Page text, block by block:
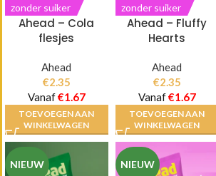
zonder suiker
Ahead – Cola
flesjes
Ahead
€2.35
Vanaf€1.67
TOEVOEGEN AAN
WINKELWAGEN
zonder suiker
Ahead – Fluffy
Hearts
Ahead
€2.35
Vanaf€1.67
TOEVOEGEN AAN
WINKELWAGEN
NIEUW NIEUW